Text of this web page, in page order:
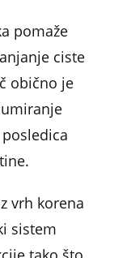
pomaže
ciste
obično je
vrh korena
sistem